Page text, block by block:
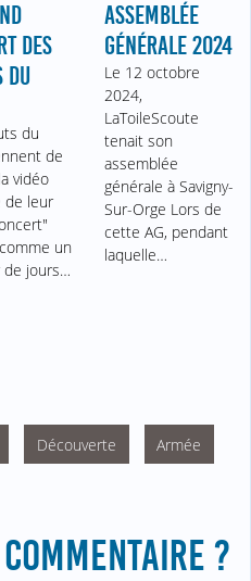
DES
DU
du
de
vidéo
de leur
un
de jours…
ASSEMBLÉE
GÉNÉRALE 2024
Le 12 octobre
2024,
LaToileScoute
tenait son
assemblée
générale à Savigny-
Sur-Orge Lors de
cette AG, pendant
laquelle…
Découverte Armée
?